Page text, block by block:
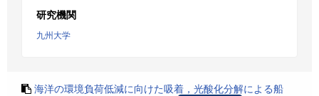
研究機関
九州大学
海洋の環境負荷低減に向けた吸着，光酸化分解による船